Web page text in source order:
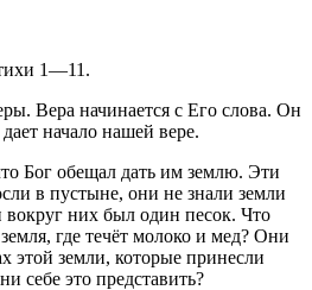
1—11.
Вера начинается с Его слова. Он
начало нашей вере.
Бог обещал дать им землю. Эти
в пустыне, они не знали земли
вокруг них был один песок. Что
где течёт молоко и мед? Они
этой земли, которые принесли
себе это представить?